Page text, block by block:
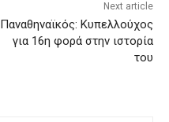
Next article
Παναθηναϊκός: Κυπελλούχος
για 16η φορά στην ιστορία
του